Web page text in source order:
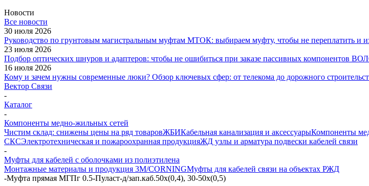
Новости
Все новости
30 июля 2026
Руководство по грунтовым магистральным муфтам МТОК: выбираем муфту, чтобы не переплатить и
23 июля 2026
Подбор оптических шнуров и адаптеров: чтобы не ошибиться при заказе пассивных компонентов
16 июля 2026
Кому и зачем нужны современные люки? Обзор ключевых сфер: от телекома до дорожного
Вектор Связи
-
Каталог
-
Компоненты медно-жильных сетей
Чистим склад: снижены цены на ряд товаровЖБИКабельная канализация и аксессуарыКомпоненты
СКСЭлектротехническая и пожароохранная продукцияЖД узлы и арматура подвески кабелей связи
-
Муфты для кабелей с оболочками из полиэтилена
Монтажные материалы и продукция 3M/CORNINGМуфты для кабелей связи на объектах РЖД
-Муфта прямая МГПг 0.5-Пуласт-д/зап.каб.50х(0,4), 30-50х(0,5)